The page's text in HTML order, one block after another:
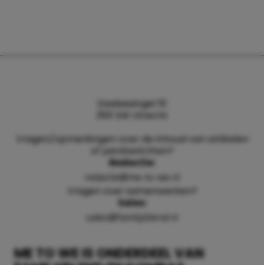
ME TO WE IS ONDERDEEL VAN
Daalsesingel 51
3511 SW Utrecht
Vragen/opmerkingen over de inhoud van artikelen
of persberichten?
Redactie:
redactie@me-to-we.nl
Vragen over samenwerken?
Sales:
sales@familyblend.nl